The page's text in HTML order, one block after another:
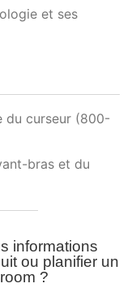
et ses
du curseur (800-
bras et du
informations
ou planifier un
?